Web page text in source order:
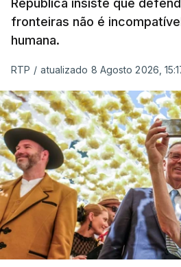
República insiste que
fronteiras não é
humana.
RTP / atualizado 8 Agosto 2026,